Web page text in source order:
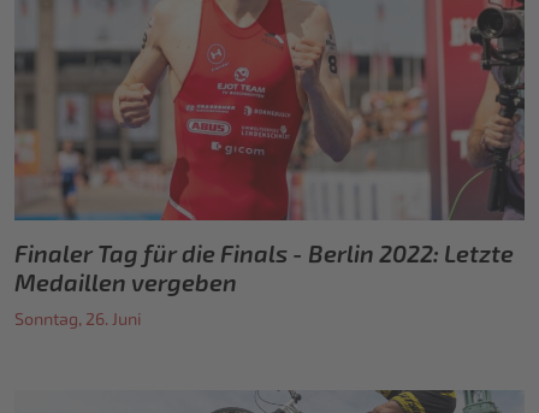
Finaler Tag für die Finals - Berlin 2022: Letzte
Medaillen vergeben
Sonntag, 26. Juni